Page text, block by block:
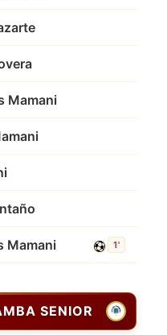
Mamani
Mamani 1'
SENIOR